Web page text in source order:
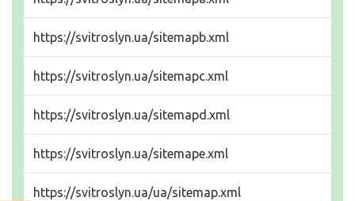
https://svitroslyn.ua/sitemapb.xml
https://svitroslyn.ua/sitemapc.xml
https://svitroslyn.ua/sitemapd.xml
https://svitroslyn.ua/sitemape.xml
https://svitroslyn.ua/ua/sitemap.xml